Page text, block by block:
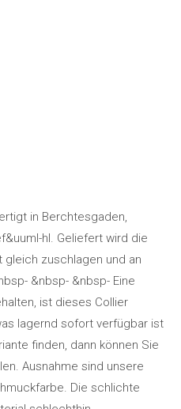
in Berchtesgaden,
hl. Geliefert wird die
gleich zuschlagen und an
&nbsp- &nbsp- Eine
ist dieses Collier
lagernd sofort verfügbar ist
finden, dann können Sie
Ausnahme sind unsere
Die schlichte